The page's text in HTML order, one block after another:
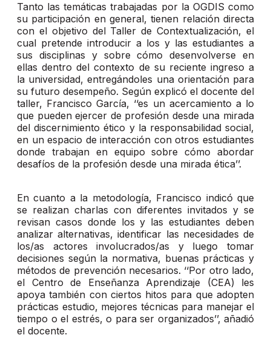
Tanto las temáticas trabajadas por la OGDIS como
su participación en general, tienen relación directa
con el objetivo del Taller de Contextualización, el
cual pretende introducir a los y las estudiantes a
sus disciplinas y sobre cómo desenvolverse en
ellas dentro del contexto de su reciente ingreso a
la universidad, entregándoles una orientación para
su futuro desempeño. Según explicó el docente del
taller, Francisco García, ‘‘es un acercamiento a lo
que pueden ejercer de profesión desde una mirada
del discernimiento ético y la responsabilidad social,
en un espacio de interacción con otros estudiantes
donde trabajan en equipo sobre cómo abordar
desafíos de la profesión desde una mirada ética’’.
En cuanto a la metodología, Francisco indicó que
se realizan charlas con diferentes invitados y se
revisan casos donde los y las estudiantes deben
analizar alternativas, identificar las necesidades de
los/as actores involucrados/as y luego tomar
decisiones según la normativa, buenas prácticas y
métodos de prevención necesarios. ‘‘Por otro lado,
el Centro de Enseñanza Aprendizaje (CEA) les
apoya también con ciertos hitos para que adopten
prácticas estudio, mejores técnicas para manejar el
tiempo o el estrés, o para ser organizados’’, añadió
el docente.